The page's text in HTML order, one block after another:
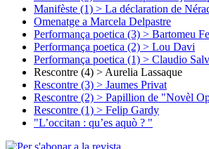
Manifèste (1) > La déclaration de
Omenatge a Marcela Delpastre
Performança poetica (3) > Bartomeu
Performança poetica (2) > Lou Davi
Performança poetica (1) > Claudio
Rescontre (4) > Aurelia Lassaque
Rescontre (3) > Jaumes Privat
Rescontre (2) > Papillion de "Novèl
Rescontre (1) > Felip Gardy
"L’occitan : qu’es aquò ? "